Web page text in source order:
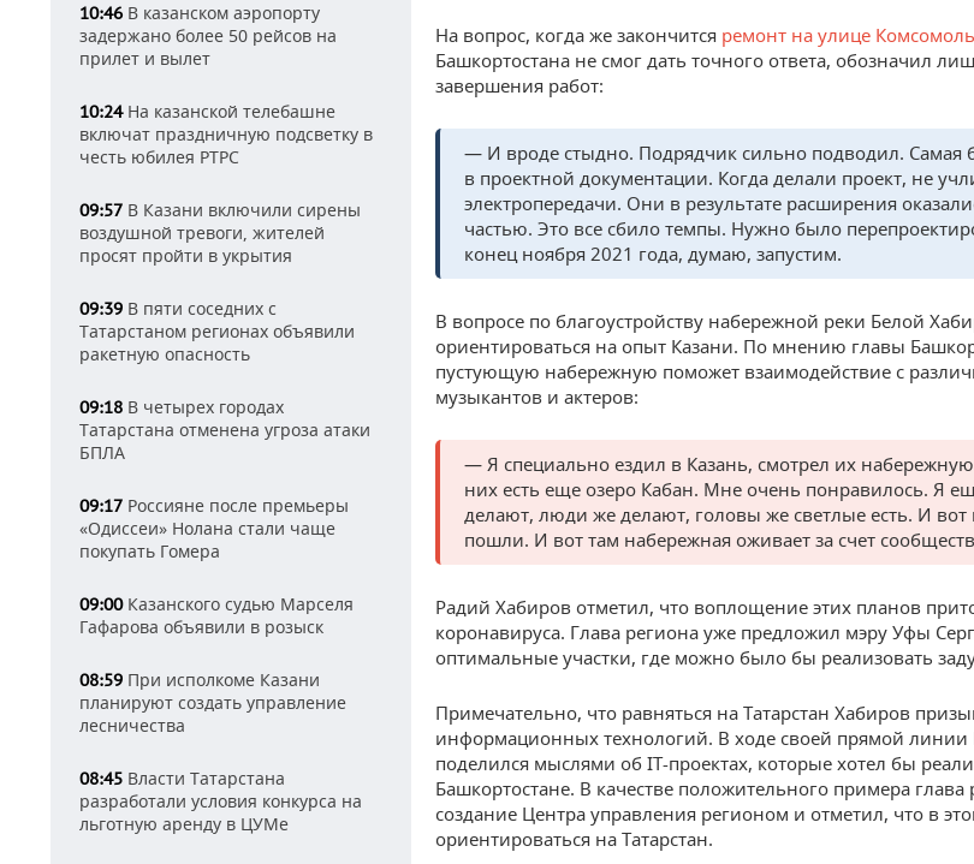
10:46 В казанском аэропорту
задержано более 50 рейсов на
прилет и вылет
10:24На казанской телебашне
включат праздничную подсветку в
честь юбилея РТРС
09:57 В Казани включили сирены
воздушной тревоги, жителей
просят пройти в укрытия
09:39 В пяти соседних с
Татарстаном регионах объявили
ракетную опасность
09:18 В четырех городах
Татарстана отменена угроза атаки
БПЛА
09:17 Россияне после премьеры
«Одиссеи» Нолана стали чаще
покупать Гомера
09:00Казанского судью Марселя
Гафарова объявили в розыск
08:59 При исполкоме Казани
планируют создать управление
лесничества
08:45 Власти Татарстана
разработали условия конкурса на
льготную аренду в ЦУМе
На вопрос, когда же закончится ремонт на улице
Башкортостана не смог дать точного ответа, обозначил
завершения работ:
— И вроде стыдно. Подрядчик сильно подводил. Самая
в проектной документации. Когда делали проект, не
электропередачи. Они в результате расширения
частью. Это все сбило темпы. Нужно было
конец ноября 2021 года, думаю, запустим.
В вопросе по благоустройству набережной реки Белой
ориентироваться на опыт Казани. По мнению главы
пустующую набережную поможет взаимодействие с
музыкантов и актеров:
— Я специально ездил в Казань, смотрел их
них есть еще озеро Кабан. Мне очень понравилось. Я
делают, люди же делают, головы же светлые есть. И вот
пошли. И вот там набережная оживает за счет
Радий Хабиров отметил, что воплощение этих планов
коронавируса. Глава региона уже предложил мэру Уфы
оптимальные участки, где можно было бы реализовать
Примечательно, что равняться на Татарстан Хабиров
информационных технологий. В ходе своей прямой линии
поделился мыслями об IT-проектах, которые хотел бы
Башкортостане. В качестве положительного примера
создание Центра управления регионом и отметил, что в
ориентироваться на Татарстан.